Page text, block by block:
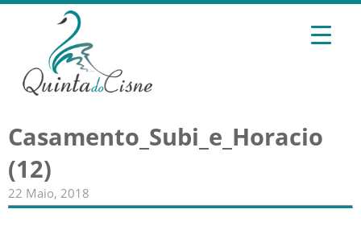
Casamento_Subi_e_Horacio
(12)
22 Maio, 2018